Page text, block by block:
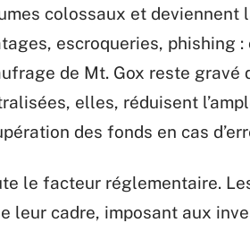
colossaux et deviennent
escroqueries, phishing
de Mt. Gox reste gravé
elles, réduisent
des fonds en cas
le facteur réglementaire.
leur cadre, imposant aux